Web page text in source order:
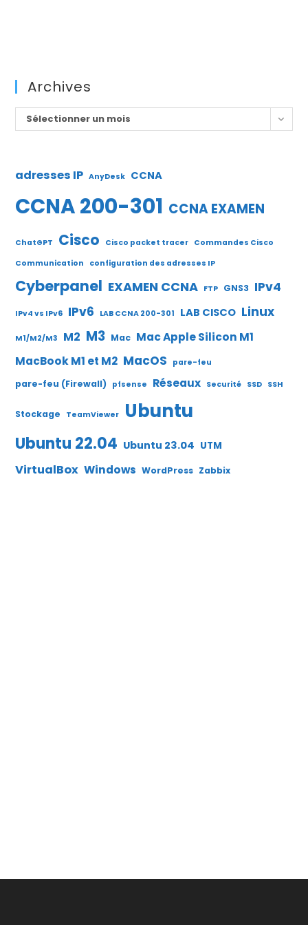
Archives
Archives
Sélectionner un mois
adresses IP AnyDesk CCNA
CCNA 200-301 CCNA EXAMEN
ChatGPT Cisco Cisco packet tracer Commandes Cisco
Communication
configuration des adresses IP
Cyberpanel EXAMEN CCNA FTP GNS3 IPv4
IPv4 vs IPv6 IPv6 LAB CCNA 200-301 LAB CISCO Linux
M1/M2/M3 M2 M3 Mac Mac Apple Silicon M1
MacBook M1 et M2 MacOS pare-feu
pare-feu (Firewall) pfsense Réseaux Securité SSD SSH
Stockage TeamViewer Ubuntu
Ubuntu 22.04 Ubuntu 23.04 UTM
VirtualBox Windows WordPress Zabbix